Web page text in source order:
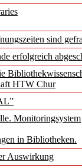
sind
erfolgreich
HTW Chur
Monitoringsystem
in Bibliotheken.
Auswirkung